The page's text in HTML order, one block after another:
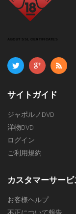
ABOUT SSL CERTIFICATES
サイトガイド
ジャポルノDVD
洋物DVD
ログイン
ご利用規約
カスタマーサービ
お客様ヘルプ